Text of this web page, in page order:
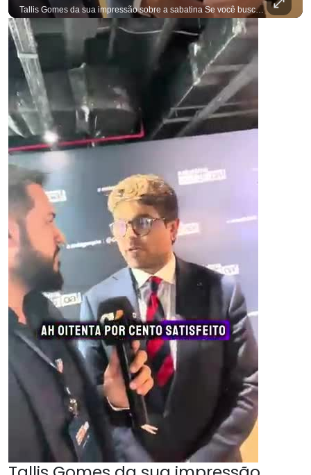
Tallis Gomes da sua impressão sobre a sabatina Se você busca informação com credibilidade, inscreva-se agora e ative o